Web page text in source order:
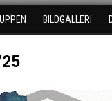
BILDGALLERI